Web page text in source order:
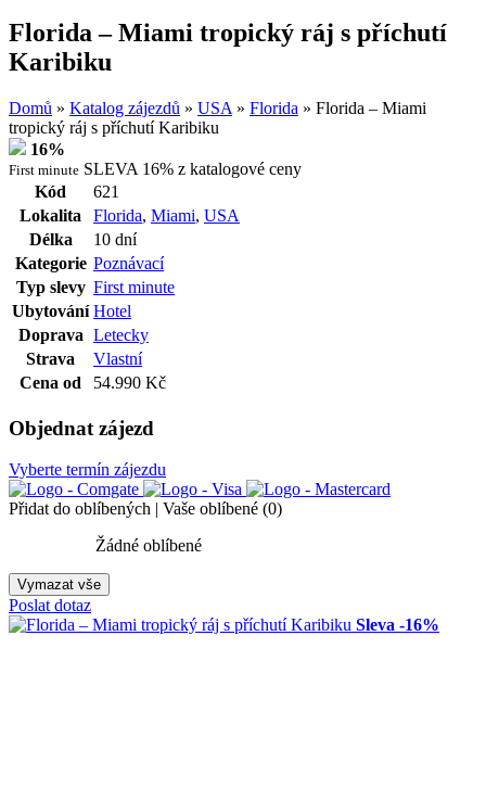
Florida – Miami tropický ráj s příchutí
Karibiku
Domů » Katalog zájezdů » USA » Florida » Florida – Miami
tropický ráj s příchutí Karibiku
16%
First minute SLEVA 16% z katalogové ceny
Kód
621
Lokalita
Florida, Miami, USA
Délka
10 dní
Kategorie Poznávací
Typ slevy First minute
Ubytování Hotel
Doprava Letecky
Strava
Vlastní
Cena od
54.990 Kč
Objednat zájezd
Vyberte termín zájezdu
Přidat do oblíbených | Vaše oblíbené (0)
Žádné oblíbené
Vymazat vše
Poslat dotaz
Sleva -16%